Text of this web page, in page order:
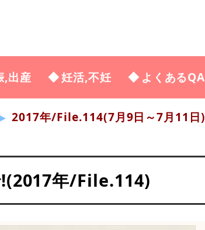
,出産 妊活,不妊 よくあるQA
2017年/File.114(7月9日～7月11日)
年/File.114)